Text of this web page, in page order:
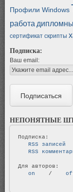
Профили Windows
работа
сертификат скрипты
Подписка:
Ваш email:
НЕПОНЯТНЫЕ
   RSS записей
RSS
   on
/